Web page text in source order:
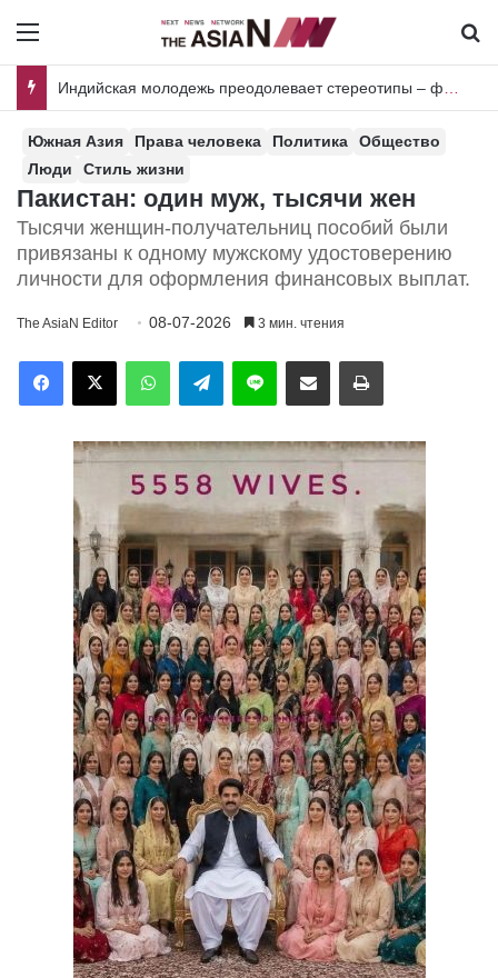
Menu
Южная Азия Права человека Политика
Общество
Люди
Стиль жизни
Пакистан: один муж, тысячи жен
Тысячи женщин-получательниц пособий были
привязаны к одному мужскому удостоверению
личности для оформления финансовых выплат.
The AsiaN Editor 08-07-2026 3 мин. чтения
FacebookX WhatsAppTelegramLine Отправить по имейл Печать